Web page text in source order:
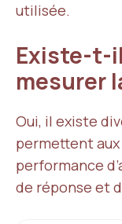
utilisée.
Existe-t-
mesurer
Oui, il existe
permettent aux
performance
de réponse et